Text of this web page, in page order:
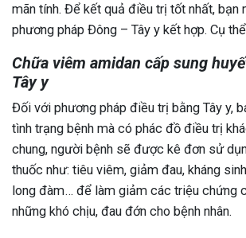
mãn tính. Để kết quả điều trị tốt nhất, bạn
phương pháp Đông – Tây y kết hợp. Cụ
Chữa viêm amidan cấp sung
Tây y
Đối với phương pháp điều trị bằng Tây y,
tình trạng bệnh mà có phác đồ điều trị
chung, người bệnh sẽ được kê đơn sử
thuốc như: tiêu viêm, giảm đau, kháng
long đàm… để làm giảm các triệu chứng
những khó chịu, đau đớn cho bệnh nhân.